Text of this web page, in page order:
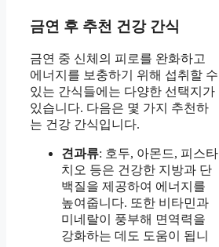
금연 후 추천 건강 간식
금연 중 신체의 피로를 완화하고
에너지를 보충하기 위해 섭취할 수
있는 간식들에는 다양한 선택지가
있습니다. 다음은 몇 가지 추천하
는 건강 간식입니다.
견과류: 호두, 아몬드, 피스타
치오 등은 건강한 지방과 단
백질을 제공하여 에너지를
높여줍니다. 또한 비타민과
미네랄이 풍부해 면역력을
강화하는 데도 도움이 됩니